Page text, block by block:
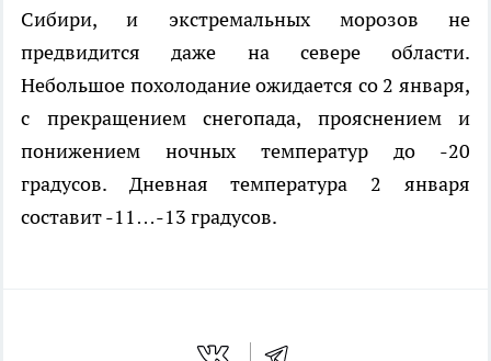
Сибири, и экстремальных морозов не
предвидится даже на севере области.
Небольшое похолодание ожидается со 2 января,
с прекращением снегопада, прояснением и
понижением ночных температур до -20
градусов. Дневная температура 2 января
составит -11…-13 градусов.